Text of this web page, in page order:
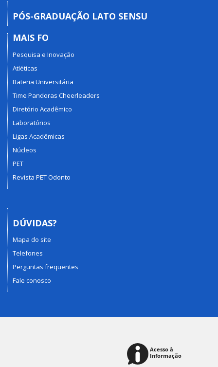
PÓS-GRADUAÇÃO LATO SENSU
MAIS FO
Pesquisa e Inovação
Atléticas
Bateria Universitária
Time Pandoras Cheerleaders
Diretório Acadêmico
Laboratórios
Ligas Acadêmicas
Núcleos
PET
Revista PET Odonto
DÚVIDAS?
Mapa do site
Telefones
Perguntas frequentes
Fale conosco